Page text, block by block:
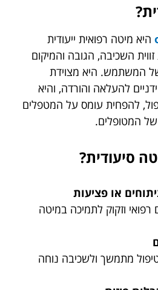
היא מיטה רפואית ייעודית
השכיבה, הגובה והמיקום
המשתמש. היא מצוידת
להעלאה והורדה, והיא
להפחית עומס על המטפלים
המטופלים.
סיעודית?
או פציעות
וזקוק לתמיכה במיטה
מתמשך ולשכיבה נוחה